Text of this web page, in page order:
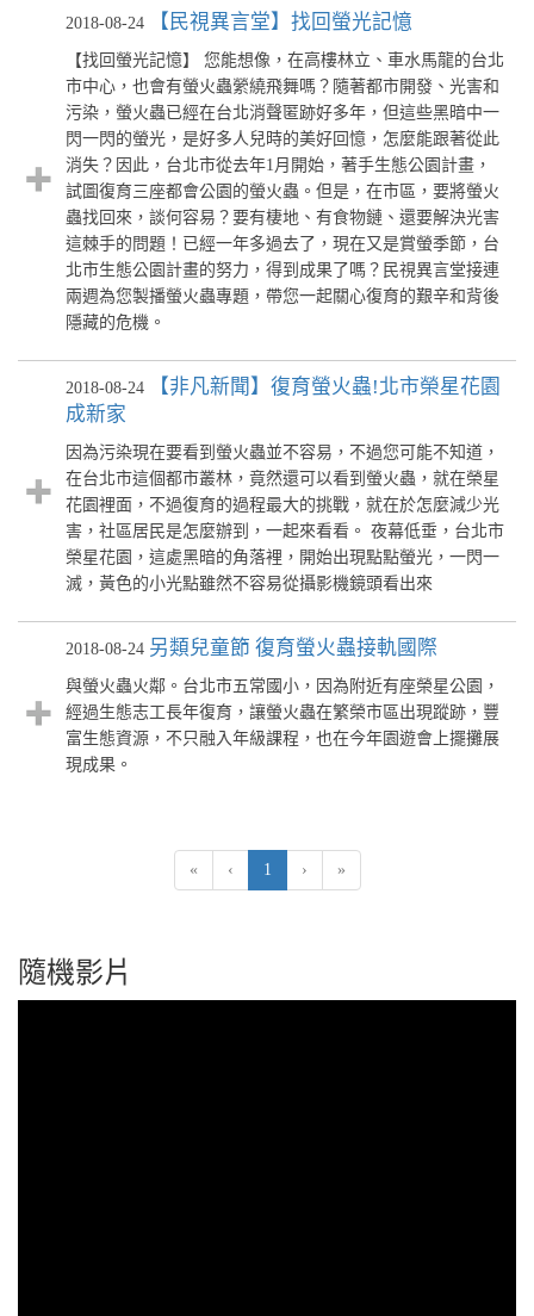
2018-08-24 【民視異言堂】找回螢光記憶
【找回螢光記憶】 您能想像，在高樓林立、車水馬龍的台北
市中心，也會有螢火蟲縈繞飛舞嗎？隨著都市開發、光害和
污染，螢火蟲已經在台北消聲匿跡好多年，但這些黑暗中一
閃一閃的螢光，是好多人兒時的美好回憶，怎麼能跟著從此
消失？因此，台北市從去年1月開始，著手生態公園計畫，
試圖復育三座都會公園的螢火蟲。但是，在市區，要將螢火
蟲找回來，談何容易？要有棲地、有食物鏈、還要解決光害
這棘手的問題！已經一年多過去了，現在又是賞螢季節，台
北市生態公園計畫的努力，得到成果了嗎？民視異言堂接連
兩週為您製播螢火蟲專題，帶您一起關心復育的艱辛和背後
隱藏的危機。
2018-08-24
【非凡新聞】復育螢火蟲!北市榮星花園
成新家
因為污染現在要看到螢火蟲並不容易，不過您可能不知道，
在台北市這個都市叢林，竟然還可以看到螢火蟲，就在榮星
花園裡面，不過復育的過程最大的挑戰，就在於怎麼減少光
害，社區居民是怎麼辦到，一起來看看。 夜幕低垂，台北市
榮星花園，這處黑暗的角落裡，開始出現點點螢光，一閃一
滅，黃色的小光點雖然不容易從攝影機鏡頭看出來
2018-08-24 另類兒童節 復育螢火蟲接軌國際
與螢火蟲火鄰。台北市五常國小，因為附近有座榮星公園，
經過生態志工長年復育，讓螢火蟲在繁榮市區出現蹤跡，豐
富生態資源，不只融入年級課程，也在今年園遊會上擺攤展
現成果。
« ‹ 1 (current)
› »
隨機影片